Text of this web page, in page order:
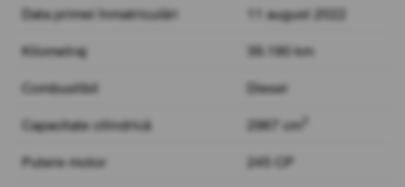
Data primei înmatriculări 11 august 2022
Kilometraj 39.190 km
Combustibil Diesel
Capacitate cilindrică 2967 cm
Putere motor 245 CP